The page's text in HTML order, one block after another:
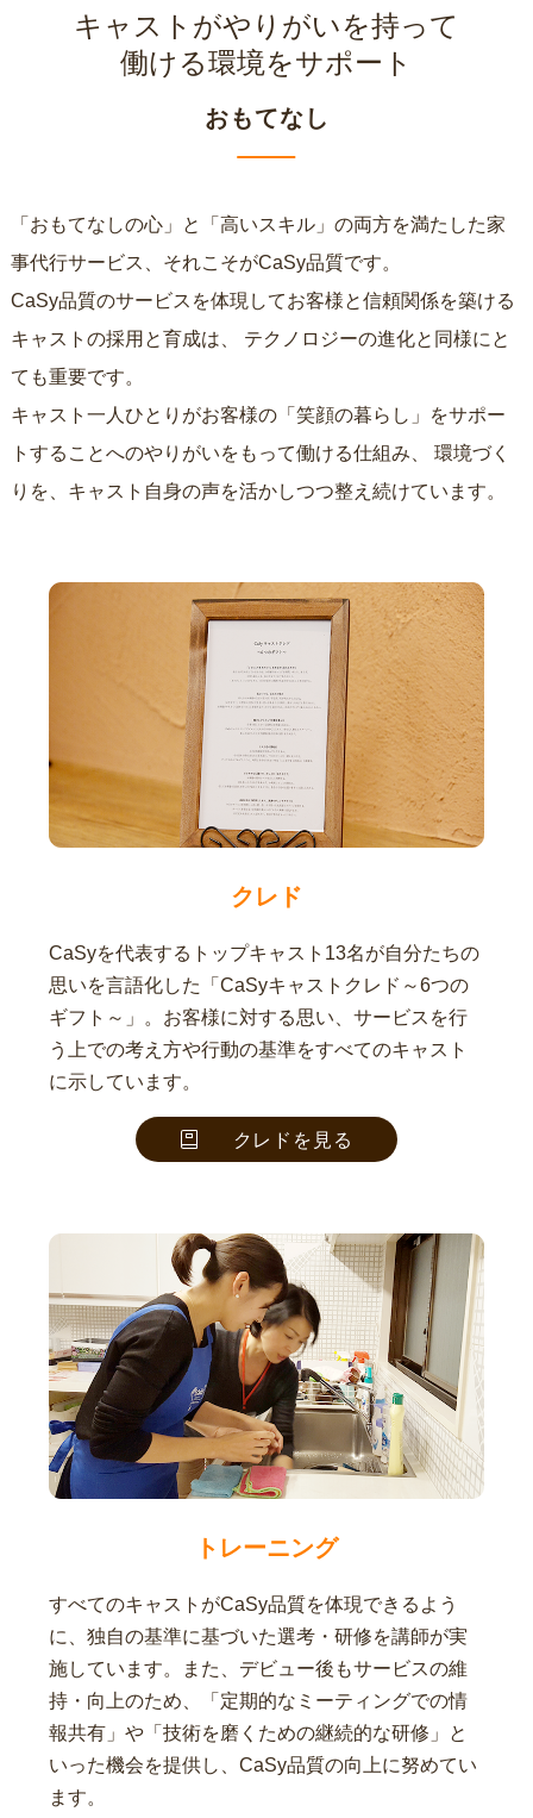
キャストがやりがいを持って
働ける環境をサポート
おもてなし
「おもてなしの心」と「高いスキル」の両方を満たした家
事代行サービス、それこそがCaSy品質です。
CaSy品質のサービスを体現してお客様と信頼関係を築ける
キャストの採用と育成は、
ても重要です。
キャスト一人ひとりがお客様の「笑顔の暮らし」をサポー
トすることへのやりがいをもって働ける仕組み、
りを、キャスト自身の声を活かしつつ整え続けています。
クレド
CaSyを代表するトップキャスト13名が自分たちの
思いを言語化した「CaSyキャストクレド～6つの
ギフト～」。お客様に対する思い、サービスを行
う上での考え方や行動の基準をすべてのキャスト
に示しています。
クレドを見る
トレーニング
すべてのキャストがCaSy品質を体現できるよう
に、独自の基準に基づいた選考・研修を講師が実
施しています。また、デビュー後もサービスの維
持・向上のため、「定期的なミーティングでの情
報共有」や「技術を磨くための継続的な研修」と
いった機会を提供し、CaSy品質の向上に努めてい
ます。